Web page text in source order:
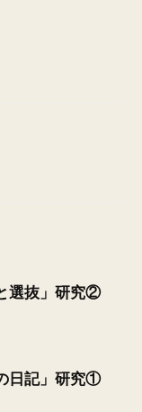
選抜」研究②
日記」研究①